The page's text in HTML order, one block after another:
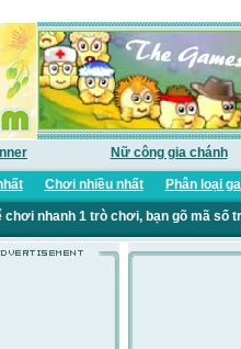
Nữ công gia chánh
Chơi nhiều nhất Phân loại
chơi nhanh 1 trò chơi, bạn gõ mã số